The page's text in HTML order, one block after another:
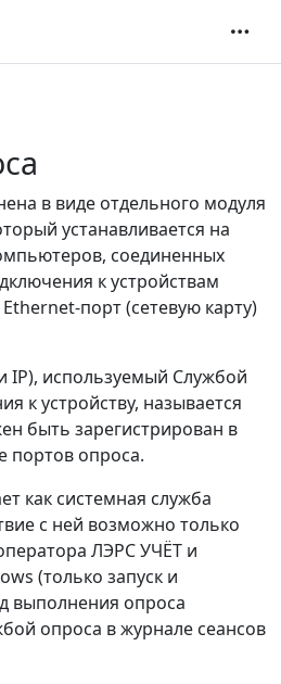
в виде отдельного модуля
устанавливается на
соединенных
к устройствам
порт (сетевую карту)
IP), используемый Службой
к устройству, называется
быть зарегистрирован в
портов опроса.
как системная служба
с ней возможно только
ЛЭРС УЧЁТ и
(только запуск и
выполнения опроса
опроса в журнале сеансов